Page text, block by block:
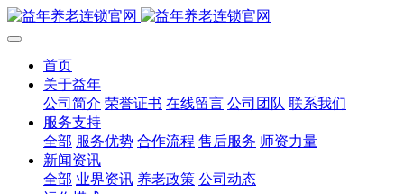
首页
关于益年
公司简介 荣誉证书 在线留言 公司团队 联系我们
服务支持
全部 服务优势 合作流程 售后服务 师资力量
新闻资讯
全部 业界资讯 养老政策 公司动态